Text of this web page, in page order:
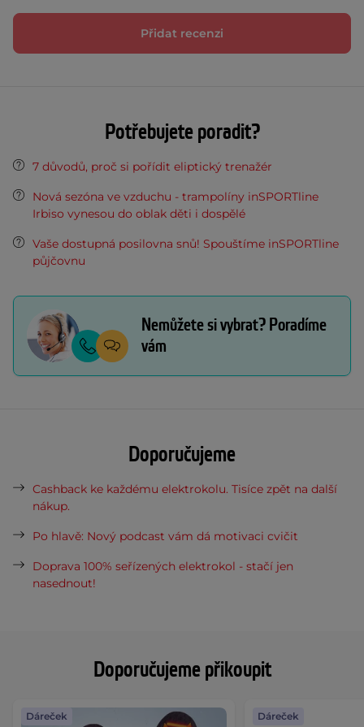
Doporučujeme přikoupit
Dáreček Dáreček
Přidat recenzi
Potřebujete poradit?
7 důvodů, proč si pořídit eliptický trenažér
Nová sezóna ve vzduchu - trampolíny inSPORTline
Irbiso vynesou do oblak děti i dospělé
Vaše dostupná posilovna snů! Spouštíme inSPORTline
půjčovnu
Nemůžete si vybrat? Poradíme
vám
Doporučujeme
Cashback ke každému elektrokolu. Tisíce zpět na další
nákup.
Po hlavě: Nový podcast vám dá motivaci cvičit
Doprava 100% seřízených elektrokol - stačí jen
nasednout!